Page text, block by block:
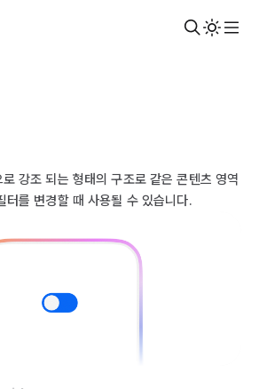
강조 되는 형태의 구조로 같은 콘텐츠 영역
터를 변경할 때 사용될 수 있습니다.